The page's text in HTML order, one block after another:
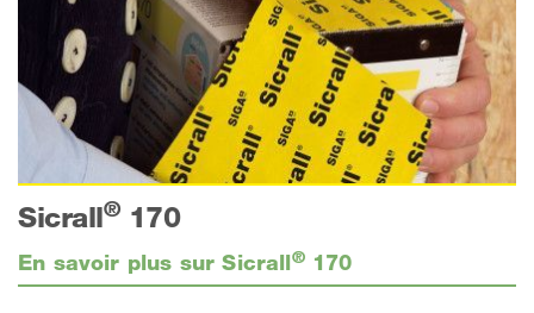
Sicrall®170
En savoir plus sur Sicrall®170